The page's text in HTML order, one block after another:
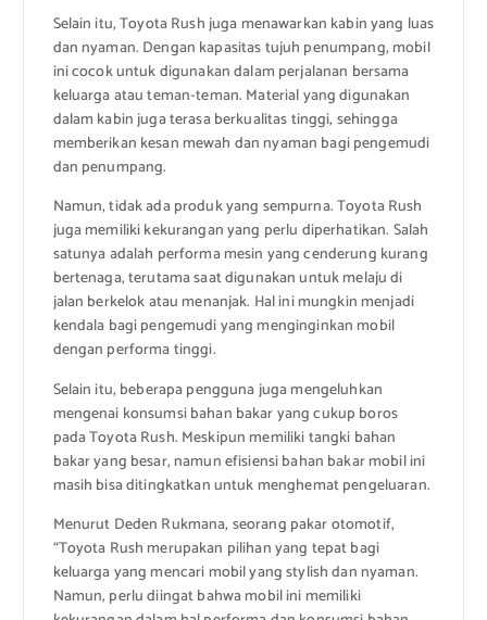
Selain itu, Toyota Rush juga menawarkan kabin yang luas
dan nyaman. Dengan kapasitas tujuh penumpang, mobil
ini cocok untuk digunakan dalam perjalanan bersama
keluarga atau teman-teman. Material yang digunakan
dalam kabin juga terasa berkualitas tinggi, sehingga
memberikan kesan mewah dan nyaman bagi pengemudi
dan penumpang.
Namun, tidak ada produk yang sempurna. Toyota Rush
juga memiliki kekurangan yang perlu diperhatikan. Salah
satunya adalah performa mesin yang cenderung kurang
bertenaga, terutama saat digunakan untuk melaju di
jalan berkelok atau menanjak. Hal ini mungkin menjadi
kendala bagi pengemudi yang menginginkan mobil
dengan performa tinggi.
Selain itu, beberapa pengguna juga mengeluhkan
mengenai konsumsi bahan bakar yang cukup boros
pada Toyota Rush. Meskipun memiliki tangki bahan
bakar yang besar, namun efisiensi bahan bakar mobil ini
masih bisa ditingkatkan untuk menghemat pengeluaran.
Menurut Deden Rukmana, seorang pakar otomotif,
“Toyota Rush merupakan pilihan yang tepat bagi
keluarga yang mencari mobil yang stylish dan nyaman.
Namun, perlu diingat bahwa mobil ini memiliki